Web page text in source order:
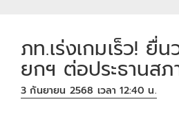
ภท.เร่งเกมเร็ว! ยื่น
ยกฯ ต่อประธานสภ
3 กันยายน 2568 เวลา 12:40 น.